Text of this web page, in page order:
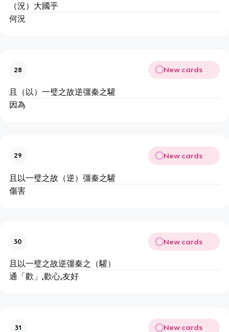
（況）大國乎
何況
28 New cards
且（以）一璧之故逆彊秦之驩
因為
29 New cards
且以一璧之故（逆）彊秦之驩
傷害
30 New cards
且以一璧之故逆彊秦之（驩）
通「歡」,歡心,友好
31 New cards